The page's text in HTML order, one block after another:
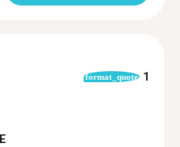
format_quote 1